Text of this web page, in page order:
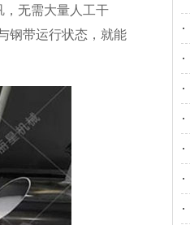
，无需大量人工干
钢带运行状态，就能